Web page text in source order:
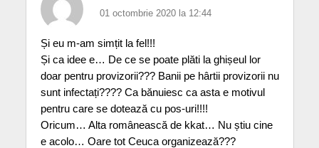
01 octombrie 2020 la 12:44
Și eu m-am simțit la fel!!!
Și ca idee e… De ce se poate plăti la ghișeul lor
doar pentru provizorii??? Banii pe hârtii provizorii nu
sunt infectați???? Ca bănuiesc ca asta e motivul
pentru care se dotează cu pos-uri!!!!
Oricum… Alta românească de kkat… Nu știu cine
e acolo… Oare tot Ceuca organizează???